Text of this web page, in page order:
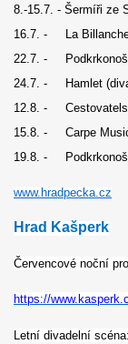
8.-15.7. - Šermíři ze
16.7. - La
22.7. -
24.7. - Hamlet
12.8. -
15.8. - Carpe
19.8. -
www.hradpecka.cz
Hrad Kašperk
Červencové noční
https://
Letní divadelní